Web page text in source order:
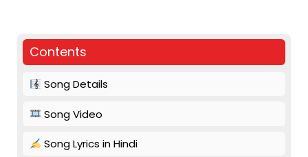
Contents
Song Details
Song Video
Song Lyrics in Hindi